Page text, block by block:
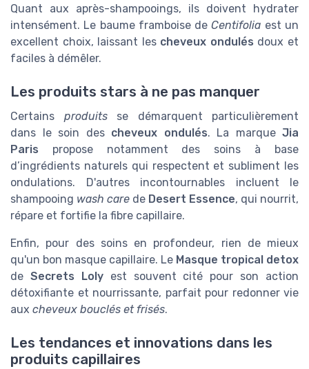
Quant aux après-shampooings, ils doivent hydrater
intensément. Le baume framboise deCentifolia est un
excellent choix, laissant les cheveux ondulés doux et
faciles à démêler.
Les produits stars à ne pas manquer
Certains produitsse démarquent particulièrement
dans le soin des cheveux ondulés. La marque Jia
Paris propose notamment des soins à base
d’ingrédients naturels qui respectent et subliment les
ondulations. D'autres incontournables incluent le
shampooing wash care de Desert Essence, qui nourrit,
répare et fortifie la fibre capillaire.
Enfin, pour des soins en profondeur, rien de mieux
qu'un bon masque capillaire. Le Masque tropical detox
de Secrets Lolyest souvent cité pour son action
détoxifiante et nourrissante, parfait pour redonner vie
aux cheveux bouclés et frisés.
Les tendances et innovations dans les
produits capillaires